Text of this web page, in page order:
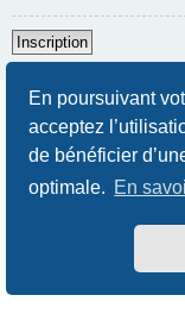
En poursuivant
acceptez
de bénéficier
optimale. En
Inscription
Développé